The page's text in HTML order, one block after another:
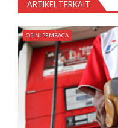
i
p
o
ARTIKEL TERKAIT
OPINI PEMBACA